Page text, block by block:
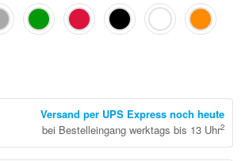
Versand per UPS Express noch heute
bei Bestelleingang werktags bis 13 Uhr2